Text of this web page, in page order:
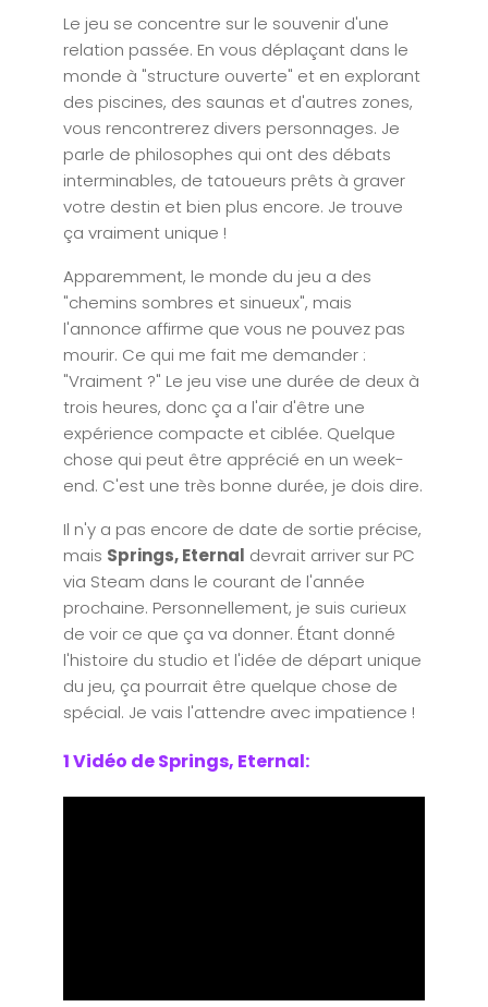
Le jeu se concentre sur le souvenir d'une
relation passée. En vous déplaçant dans le
monde à "structure ouverte" et en explorant
des piscines, des saunas et d'autres zones,
vous rencontrerez divers personnages. Je
parle de philosophes qui ont des débats
interminables, de tatoueurs prêts à graver
votre destin et bien plus encore. Je trouve
ça vraiment unique !
Apparemment, le monde du jeu a des
"chemins sombres et sinueux", mais
l'annonce affirme que vous ne pouvez pas
mourir. Ce qui me fait me demander :
"Vraiment ?" Le jeu vise une durée de deux à
trois heures, donc ça a l'air d'être une
expérience compacte et ciblée. Quelque
chose qui peut être apprécié en un week-
end. C'est une très bonne durée, je dois dire.
Il n'y a pas encore de date de sortie précise,
mais Springs, Eternal devrait arriver sur PC
via Steam dans le courant de l'année
prochaine. Personnellement, je suis curieux
de voir ce que ça va donner. Étant donné
l'histoire du studio et l'idée de départ unique
du jeu, ça pourrait être quelque chose de
spécial. Je vais l'attendre avec impatience !
1 Vidéo de Springs, Eternal: